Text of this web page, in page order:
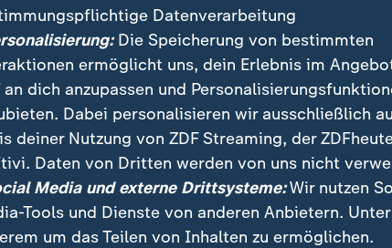
und Notdienste müssen die Apotheken vor Ort
endlich wieder adäquat bezahlen", sagt
Honorarerhöhung." Dafür seien Inflationund
Hinzu kämen eine überbordende
von Medikamenten. "Ich bin oft bis
keine Zeit mehr für die Patienten."
als Apotheker unattraktiv
Datenverarbeitung
Die Speicherung von bestimmten
ermöglicht uns, dein Erlebnis im
an dich anzupassen und
Dabei personalisieren wir ausschließlich
deiner Nutzung von ZDF Streaming, der
Daten von Dritten werden von uns nicht
Media und externe Drittsysteme:Wir nutzen
Tools und Dienste von anderen Anbietern. Unter
um das Teilen von Inhalten zu ermöglichen.